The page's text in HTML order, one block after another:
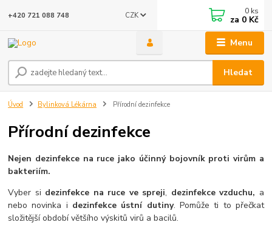
Menu
CZK
Hledat
+420 721 088 748 0 ks
za 0 Kč
Úvod Bylinková Lékárna Přírodní dezinfekce
Přírodní dezinfekce
Nejen dezinfekce na ruce jako účinný bojovník proti virům a
bakteriím.
Vyber si dezinfekce na ruce ve spreji, dezinfekce vzduchu, a
nebo novinka i dezinfekce ústní dutiny. Pomůže ti to přečkat
složitější období většího výskitů virů a bacilů.